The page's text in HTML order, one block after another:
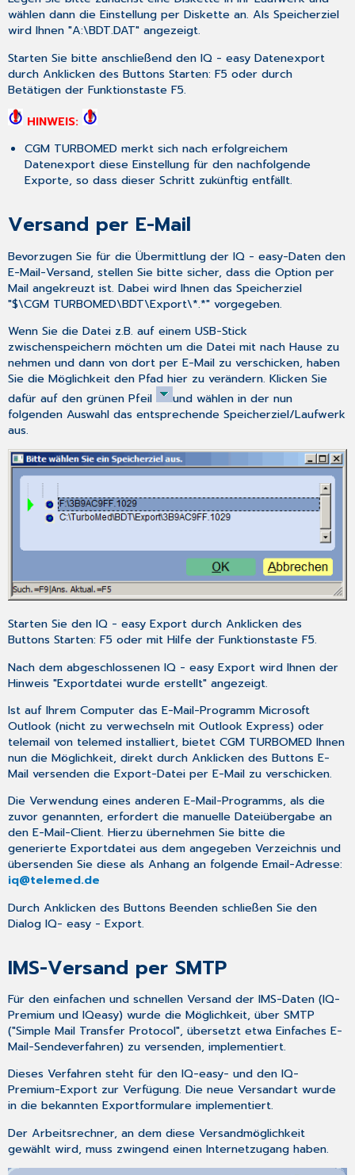
wählen dann die Einstellungper Diskette an. Als Speicherziel
wird Ihnen "A:\BDT.DAT" angezeigt.
Starten Sie bitte anschließend den IQ - easy Datenexport
durch Anklicken des ButtonsStarten: F5 oder durch
Betätigen der FunktionstasteF5.
HINWEIS:
CGM TURBOMED merkt sich nach erfolgreichem
Datenexport diese Einstellung für den nachfolgende
Exporte, so dass dieser Schritt zukünftig entfällt.
Versand per E-Mail
Bevorzugen Sie für die Übermittlung der IQ - easy-Daten den
E-Mail-Versand, stellen Sie bitte sicher, dass die Optionper
Mail angekreuzt ist. Dabei wird Ihnen das Speicherziel
"$\CGM TURBOMED\BDT\Export\*.*" vorgegeben.
Wenn Sie die Datei z.B. auf einem USB-Stick
zwischenspeichern möchten um die Datei mit nach Hause zu
nehmen und dann von dort per E-Mail zu verschicken, haben
Sie die Möglichkeit den Pfad hier zu verändern. Klicken Sie
dafür auf den grünen Pfeil
und wählen in der nun
folgenden Auswahl das entsprechende Speicherziel/Laufwerk
aus.
Starten Sie den IQ - easy Export durch Anklicken des
ButtonsStarten: F5 oder mit Hilfe der FunktionstasteF5.
Nach dem abgeschlossenen IQ - easy Export wird Ihnen der
Hinweis "Exportdatei wurde erstellt" angezeigt.
Ist auf Ihrem Computer das E-Mail-Programm Microsoft
Outlook (nicht zu verwechseln mit Outlook Express) oder
telemail von telemed installiert, bietet CGM TURBOMED Ihnen
nun die Möglichkeit, direkt durch Anklicken des ButtonsE-
Mail versenden die Export-Datei per E-Mail zu verschicken.
Die Verwendung eines anderen E-Mail-Programms, als die
zuvor genannten, erfordert die manuelle Dateiübergabe an
den E-Mail-Client. Hierzu übernehmen Sie bitte die
generierte Exportdatei aus dem angegeben Verzeichnis und
übersenden Sie diese als Anhang an folgende Email-Adresse:
iq@telemed.de
Durch Anklicken des ButtonsBeenden schließen Sie den
DialogIQ- easy - Export.
IMS-Versand per SMTP
Für den einfachen und schnellen Versand der IMS-Daten (IQ-
Premium und IQeasy) wurde die Möglichkeit, über SMTP
("Simple Mail Transfer Protocol", übersetzt etwa Einfaches E-
Mail-Sendeverfahren) zu versenden, implementiert.
Dieses Verfahren steht für den IQ-easy- und den IQ-
Premium-Export zur Verfügung. Die neue Versandart wurde
in die bekannten Exportformulare implementiert.
Der Arbeitsrechner, an dem diese Versandmöglichkeit
gewählt wird, muss zwingend einen Internetzugang haben.